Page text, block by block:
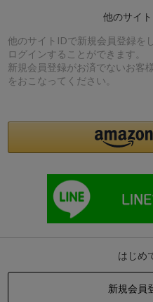
他のサイ
他のサイトIDで新規会員登録を
ログインすることができます。
新規会員登録がお済でないお客
をおこなってください。
はじめ